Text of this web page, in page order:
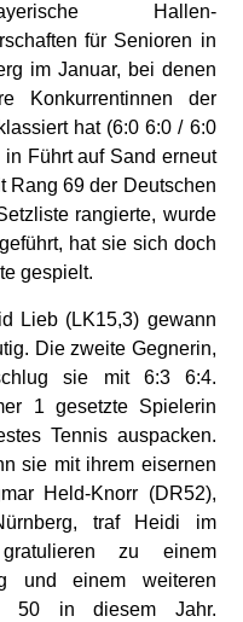
Hallen-
für Senioren in
im Januar, bei denen
Konkurrentinnen der
hat (6:0 6:0 / 6:0
Führt auf Sand erneut
Rang 69 der Deutschen
rangierte, wurde
hat sie sich doch
gespielt.
Lieb (LK15,3) gewann
Die zweite Gegnerin,
sie mit 6:3 6:4.
1 gesetzte Spielerin
Tennis auspacken.
sie mit ihrem eisernen
Held-Knorr (DR52),
traf Heidi im
zu einem
und einem weiteren
50 in diesem Jahr.